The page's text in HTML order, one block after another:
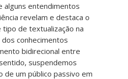
alguns entendimentos
revelam e destaca o
de textualização na
conhecimentos
bidirecional entre
suspendemos
um público passivo em